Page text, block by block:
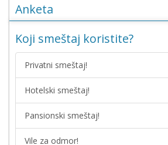
Anketa
Koji smeštaj koristite?
Privatni smeštaj!
Hotelski smeštaj!
Pansionski smeštaj!
Vile za odmor!